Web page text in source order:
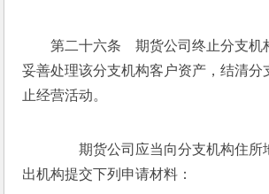
第二十六条　期货公司终止分支机
妥善处理该分支机构客户资产，结清分
止经营活动。
期货公司应当向分支机构住所
出机构提交下列申请材料：